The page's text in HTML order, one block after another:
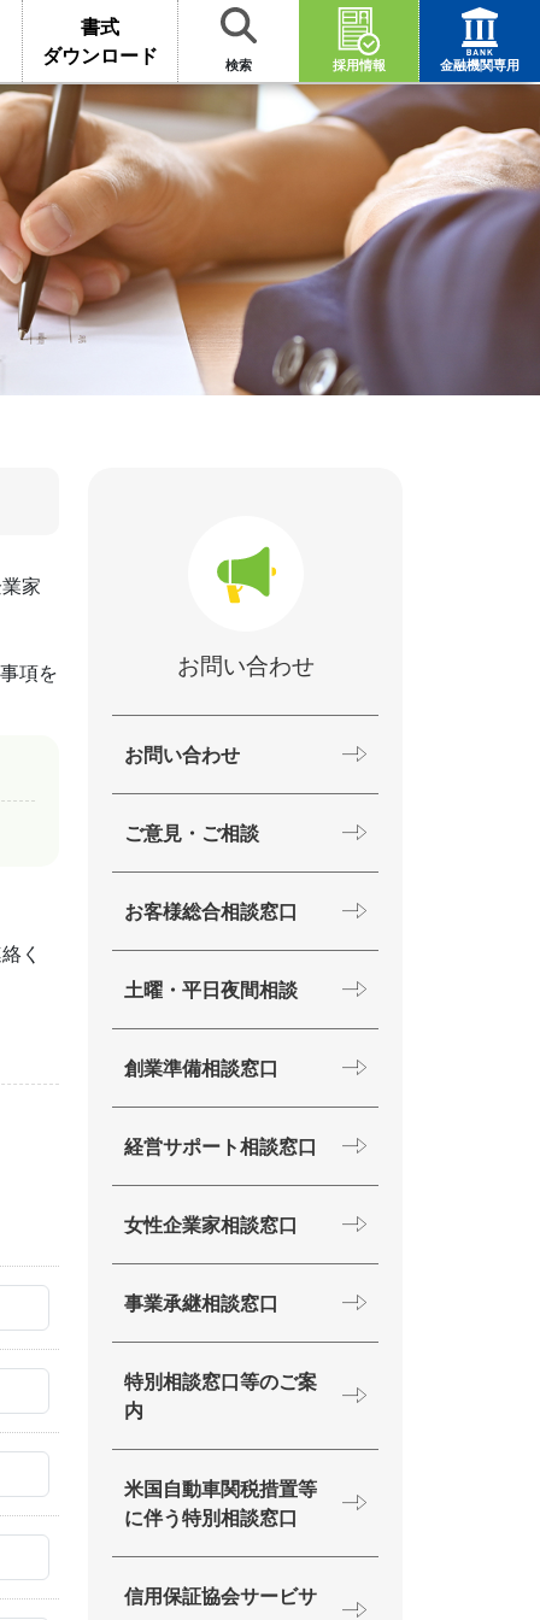
書式
ダウンロード
検索 採用情報 金融機関専用
家
項を
く
お問い合わせ
お問い合わせ
ご意見・ご相談
お客様総合相談窓口
土曜・平日夜間相談
創業準備相談窓口
経営サポート相談窓口
女性企業家相談窓口
事業承継相談窓口
特別相談窓口等のご案
内
米国自動車関税措置等
に伴う特別相談窓口
信用保証協会サービサ